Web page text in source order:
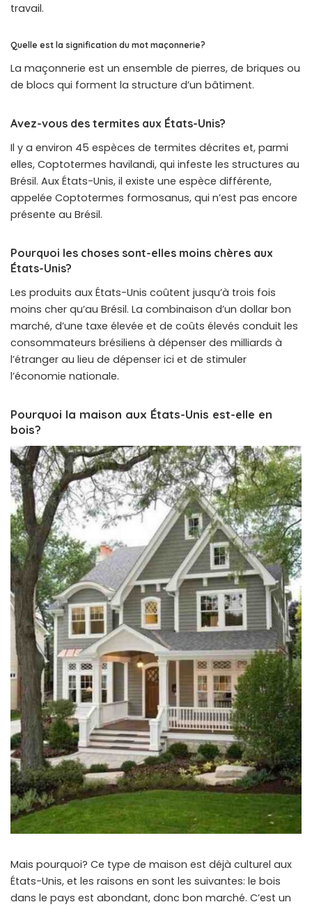
travail.
Quelle est la signification du mot maçonnerie?
La maçonnerie est un ensemble de pierres, de briques ou
de blocs qui forment la structure d’un bâtiment.
Avez-vous des termites aux États-Unis?
Il y a environ 45 espèces de termites décrites et, parmi
elles, Coptotermes havilandi, qui infeste les structures au
Brésil. Aux États-Unis, il existe une espèce différente,
appelée Coptotermes formosanus, qui n’est pas encore
présente au Brésil.
Pourquoi les choses sont-elles moins chères aux
États-Unis?
Les produits aux États-Unis coûtent jusqu’à trois fois
moins cher qu’au Brésil. La combinaison d’un dollar bon
marché, d’une taxe élevée et de coûts élevés conduit les
consommateurs brésiliens à dépenser des milliards à
l’étranger au lieu de dépenser ici et de stimuler
l’économie nationale.
Pourquoi la maison aux États-Unis est-elle en
bois?
Mais pourquoi? Ce type de maison est déjà culturel aux
États-Unis, et les raisons en sont les suivantes: le bois
dans le pays est abondant, donc bon marché. C’est un